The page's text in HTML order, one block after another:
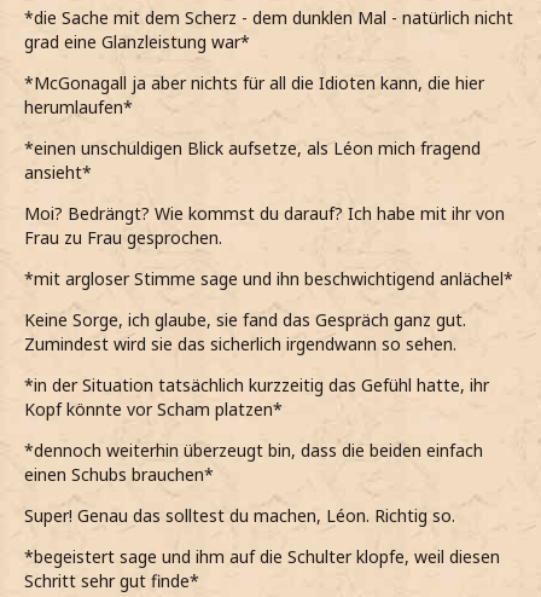
*die Sache mit dem Scherz - dem dunklen Mal - natürlich nicht
grad eine Glanzleistung war*
*McGonagall ja aber nichts für all die Idioten kann, die hier
herumlaufen*
*einen unschuldigen Blick aufsetze, als Léon mich fragend
ansieht*
Moi? Bedrängt? Wie kommst du darauf? Ich habe mit ihr von
Frau zu Frau gesprochen.
*mit argloser Stimme sage und ihn beschwichtigend anlächel*
Keine Sorge, ich glaube, sie fand das Gespräch ganz gut.
Zumindest wird sie das sicherlich irgendwann so sehen.
*in der Situation tatsächlich kurzzeitig das Gefühl hatte, ihr
Kopf könnte vor Scham platzen*
*dennoch weiterhin überzeugt bin, dass die beiden einfach
einen Schubs brauchen*
Super! Genau das solltest du machen, Léon. Richtig so.
*begeistert sage und ihm auf die Schulter klopfe, weil diesen
Schritt sehr gut finde*